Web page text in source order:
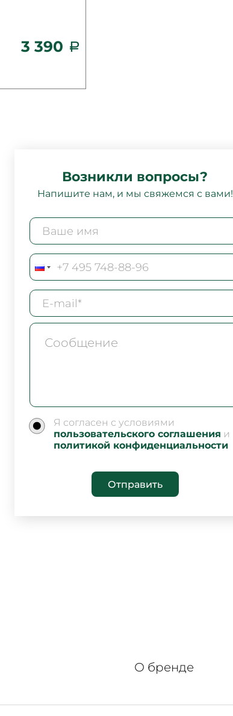
3 390
Возникли вопросы?
Напишите нам, и мы свяжемся с вами!
Я согласен с условиями
пользовательского соглашения и
политикой конфиденциальности
Отправить
О бренде